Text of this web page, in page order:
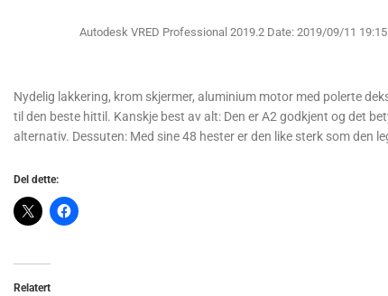
Autodesk VRED Professional 2019.2 Date: 2019/09/11
Nydelig lakkering, krom skjermer, aluminium motor med polerte
til den beste hittil. Kanskje best av alt: Den er A2 godkjent og det
alternativ. Dessuten: Med sine 48 hester er den like sterk som den
Del dette:
Relatert